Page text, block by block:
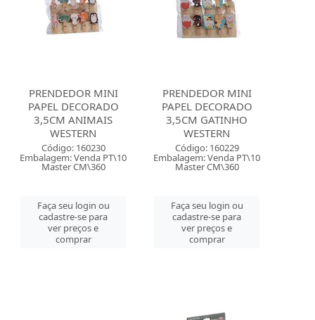
PRENDEDOR MINI
PAPEL DECORADO
3,5CM ANIMAIS
WESTERN
Código: 160230
Embalagem: Venda PT\10
Master CM\360
Faça seu login ou
cadastre-se para
ver preços e
comprar
PRENDEDOR MINI
PAPEL DECORADO
3,5CM GATINHO
WESTERN
Código: 160229
Embalagem: Venda PT\10
Master CM\360
Faça seu login ou
cadastre-se para
ver preços e
comprar